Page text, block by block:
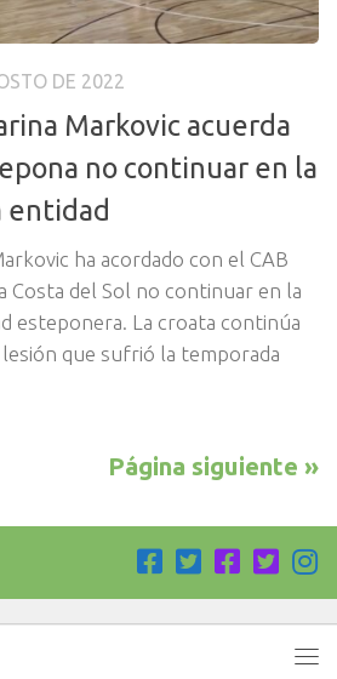
DE 2022
Markovic acuerda
no continuar en la
entidad
ha acordado con el CAB
Costa del Sol no continuar en la
esteponera. La croata continúa
que sufrió la temporada
Página siguiente »